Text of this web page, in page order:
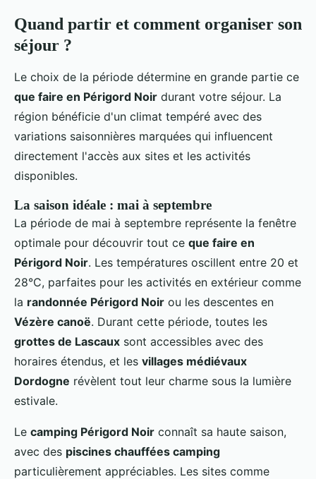
Quand partir et comment organiser son
séjour ?
Le choix de la période détermine en grande partie ce
que faire en Périgord Noir durant votre séjour. La
région bénéficie d'un climat tempéré avec des
variations saisonnières marquées qui influencent
directement l'accès aux sites et les activités
disponibles.
La saison idéale : mai à septembre
La période de mai à septembre représente la fenêtre
optimale pour découvrir tout ce que faire en
Périgord Noir. Les températures oscillent entre 20 et
28°C, parfaites pour les activités en extérieur comme
la randonnée Périgord Noir ou les descentes en
Vézère canoë. Durant cette période, toutes les
grottes de Lascaux sont accessibles avec des
horaires étendus, et les villages médiévaux
Dordogne révèlent tout leur charme sous la lumière
estivale.
Le camping Périgord Noir connaît sa haute saison,
avec des piscines chauffées camping
particulièrement appréciables. Les sites comme